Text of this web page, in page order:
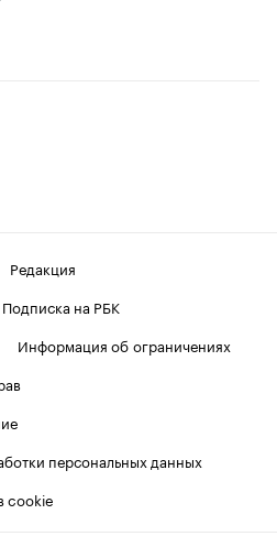
Редакция
Подписка на РБК
Информация об ограничениях
персональных данных
cookie